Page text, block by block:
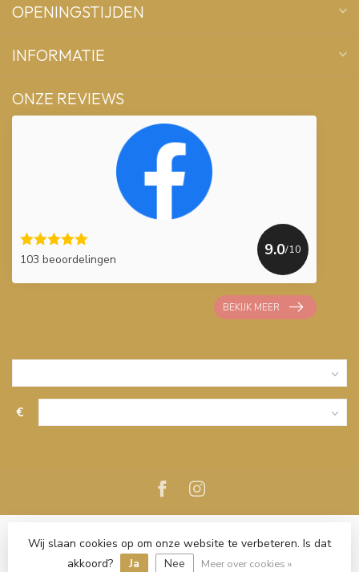
OPENINGSTIJDEN
INFORMATIE
ONZE REVIEWS
103 beoordelingen
9.0/10
BEKIJK MEER
€
Wij slaan cookies op om onze website te verbeteren. Is dat
akkoord?
Ja Nee Meer over cookies »